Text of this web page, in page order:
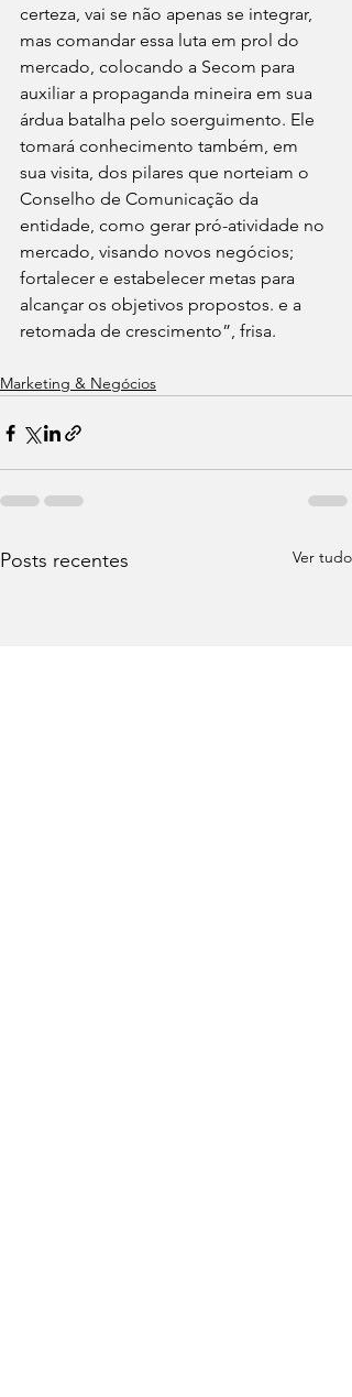
certeza, vai se não apenas se integrar,
mas comandar essa luta em prol do
mercado, colocando a Secom para
auxiliar a propaganda mineira em sua
árdua batalha pelo soerguimento. Ele
tomará conhecimento também, em
sua visita, dos pilares que norteiam o
Conselho de Comunicação da
entidade, como gerar pró-atividade no
mercado, visando novos negócios;
fortalecer e estabelecer metas para
alcançar os objetivos propostos. e a
retomada de crescimento”, frisa.
Marketing & Negócios
Posts recentes Ver tudo